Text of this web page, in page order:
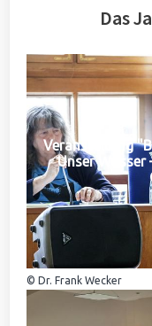
Das
Veranstaltung
Unser Wasser
© Dr. Frank Wecker